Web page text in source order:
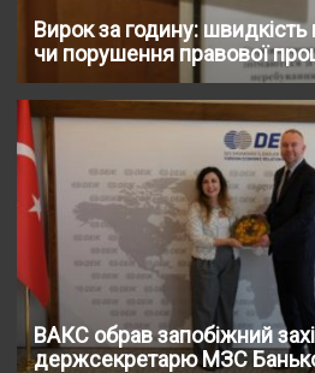
Вирок за годину:
чи порушення правової
ВАКС обрав запобіжний
держсекретарю МЗС